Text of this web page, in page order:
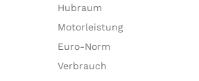
Hubraum
Motorleistung
Euro-Norm
Verbrauch